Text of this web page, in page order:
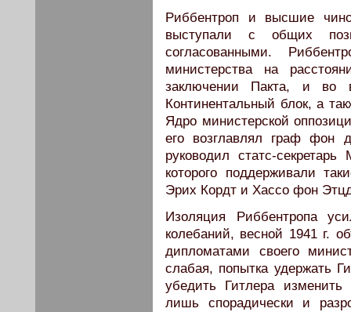
Риббентроп и высшие
выступали с общих
согласованными.
министерства на
заключении Пакта, и во
Континентальный блок, а
Ядро министерской
его возглавлял граф фон
руководил статс-
которого поддерживали
Эрих Кордт и Хассо фон
Изоляция Риббентропа
колебаний, весной 1941 г.
дипломатами своего
слабая, попытка удержать
убедить Гитлера
лишь спорадически и